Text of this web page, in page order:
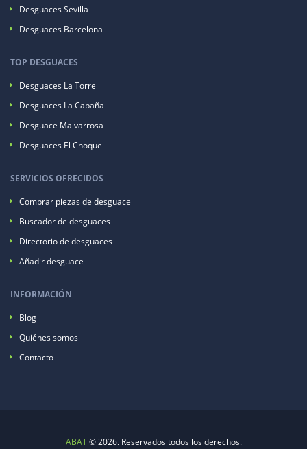
Desguaces Sevilla
Desguaces Barcelona
TOP DESGUACES
Desguaces La Torre
Desguaces La Cabaña
Desguace Malvarrosa
Desguaces El Choque
SERVICIOS OFRECIDOS
Comprar piezas de desguace
Buscador de desguaces
Directorio de desguaces
Añadir desguace
INFORMACIÓN
Blog
Quiénes somos
Contacto
ABAT© 2026. Reservados todos los derechos.